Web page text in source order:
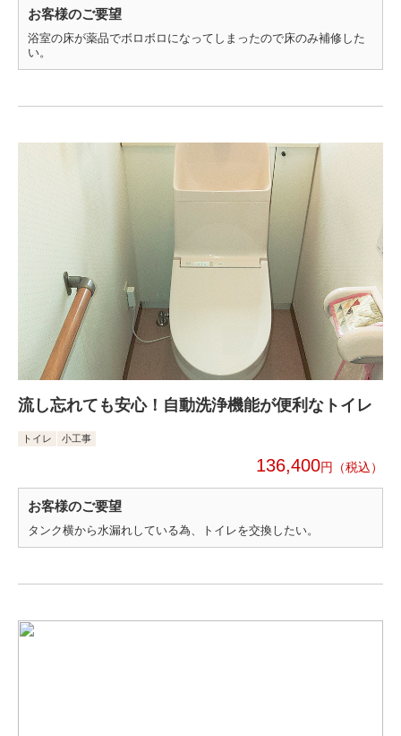
お客様のご要望
浴室の床が薬品でボロボロになってしまったので床のみ補修した
い。
流し忘れても安心！自動洗浄機能が便利なトイレ
トイレ 小工事
136,400円
お客様のご要望
タンク横から水漏れしている為、トイレを交換したい。